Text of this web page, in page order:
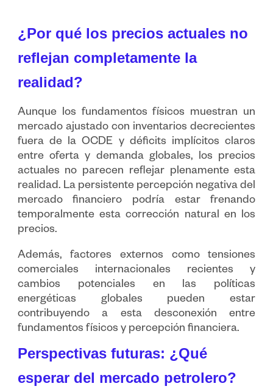
¿Por qué los precios actuales no
reflejan completamente la
realidad?
Aunque los fundamentos físicos muestran un
mercado ajustado con inventarios decrecientes
fuera de la OCDE y déficits implícitos claros
entre oferta y demanda globales, los precios
actuales no parecen reflejar plenamente esta
realidad. La persistente percepción negativa del
mercado financiero podría estar frenando
temporalmente esta corrección natural en los
precios.
Además, factores externos como tensiones
comerciales internacionales recientes y
cambios potenciales en las políticas
energéticas globales pueden estar
contribuyendo a esta desconexión entre
fundamentos físicos y percepción financiera.
Perspectivas futuras: ¿Qué
esperar del mercado petrolero?